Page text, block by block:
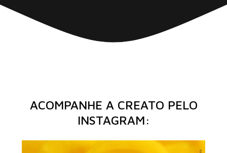
ACOMPANHE A CREATO PELO
INSTAGRAM: